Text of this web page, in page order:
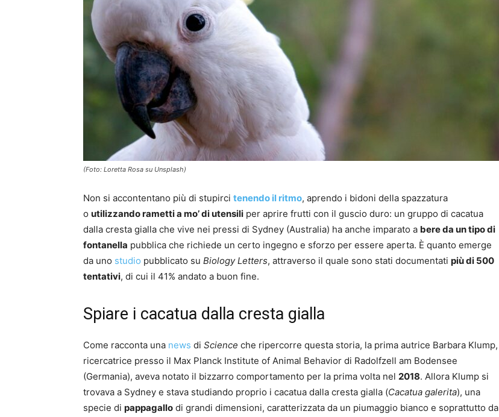
(Foto: Loretta Rosa su Unsplash)
Non si accontentano più di stupirci tenendo il ritmo, aprendo i bidoni della spazzatura
o utilizzando rametti a mo’ di utensili per aprire frutti con il guscio duro: un gruppo di cacatua
dalla cresta gialla che vive nei pressi di Sydney (Australia) ha anche imparato a bere da un tipo di
fontanella pubblica che richiede un certo ingegno e sforzo per essere aperta. È quanto emerge
da uno studio pubblicato su Biology Letters, attraverso il quale sono stati documentati più di 500
tentativi, di cui il 41% andato a buon fine.
Spiare i cacatua dalla cresta gialla
Come racconta una news di Science che ripercorre questa storia, la prima autrice Barbara Klump,
ricercatrice presso il Max Planck Institute of Animal Behavior di Radolfzell am Bodensee
(Germania), aveva notato il bizzarro comportamento per la prima volta nel 2018. Allora Klump si
trovava a Sydney e stava studiando proprio i cacatua dalla cresta gialla (Cacatua galerita), una
specie di pappagallo di grandi dimensioni, caratterizzata da un piumaggio bianco e soprattutto da